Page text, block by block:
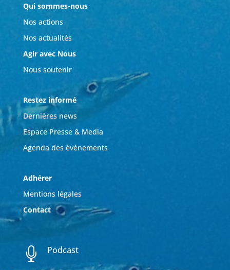
Qui sommes-nous
Nos actions
Nos actualités
Agir avec Nous
Nous soutenir
Restez informé
Dernières news
Espace Presse & Media
Agenda des événements
Adhérer
Mentions légales
Contact
 Podcast